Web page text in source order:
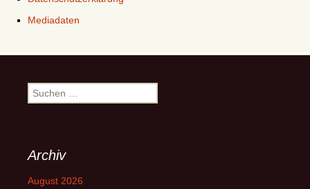
Mediadaten
Suchen
nach:
Archiv
August 2026